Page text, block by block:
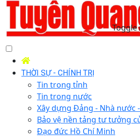
Toggle
THỜI SỰ - CHÍNH TRỊ
Tin trong tỉnh
Tin trong nước
Xây dựng Đảng - Nhà nước
Bảo vệ nền tảng tư tưởng
Đạo đức Hồ Chí Minh